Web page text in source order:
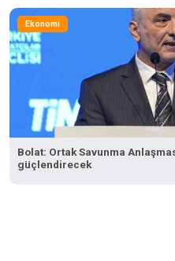
Ekonomi
Bolat: Ortak Savunma
güçlendirecek